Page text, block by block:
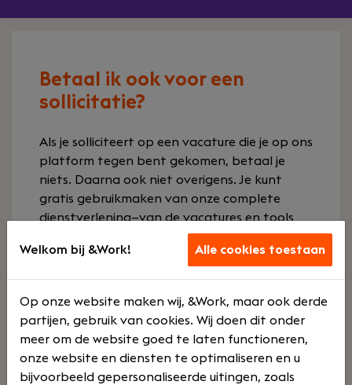
Betaal ik ook voor een
sollicitatie?
Als je solliciteert op een vacature die je op ons
platform tegen bent gekomen, betaal je
niets. Daarna ook niet overigens. Je kunt
gratis gebruikmaken van onze complete
dienstverlening—van de vacatures en tools
op onze website, tot de mogelijkheden van je
persoonlijke &Work-account en carrièreadvies
Upload uw cv Persoonlijkheidstest
Welkom bij &Work! Alle cookies toestaan
Op onze website maken wij, &Work, maar ook derde
partijen, gebruik van cookies. Wij doen dit onder
meer om de website goed te laten functioneren,
onze website en diensten te optimaliseren en u
bijvoorbeeld gepersonaliseerde uitingen, zoals